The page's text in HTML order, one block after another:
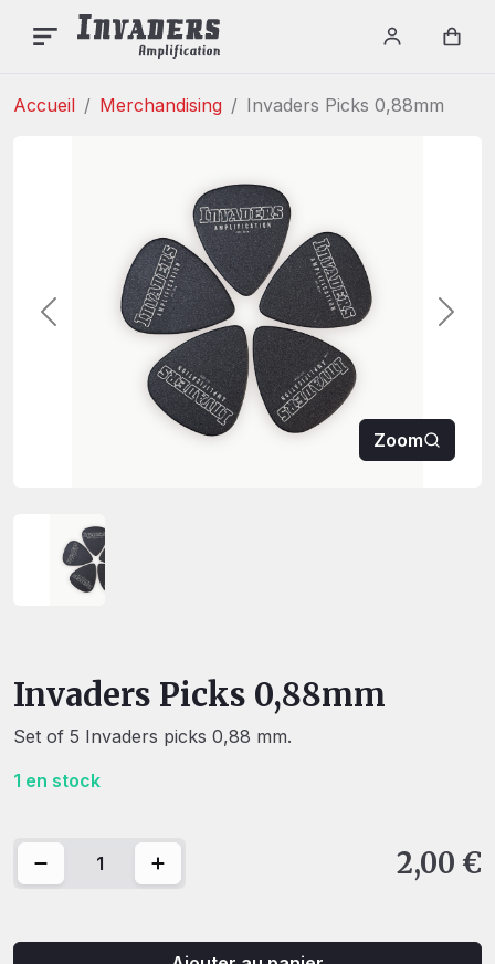
Login /
Accueil Merchandising Invaders Picks 0,88mm
Précédent
Zoom
Invaders Picks 0,88mm
Set of 5 Invaders picks 0,88 mm.
1 en stock
quantité de Invaders Picks 0,88mm 2,00 €